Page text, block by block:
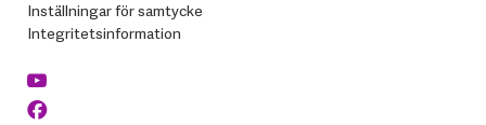
Inställningar för samtycke
Integritetsinformation